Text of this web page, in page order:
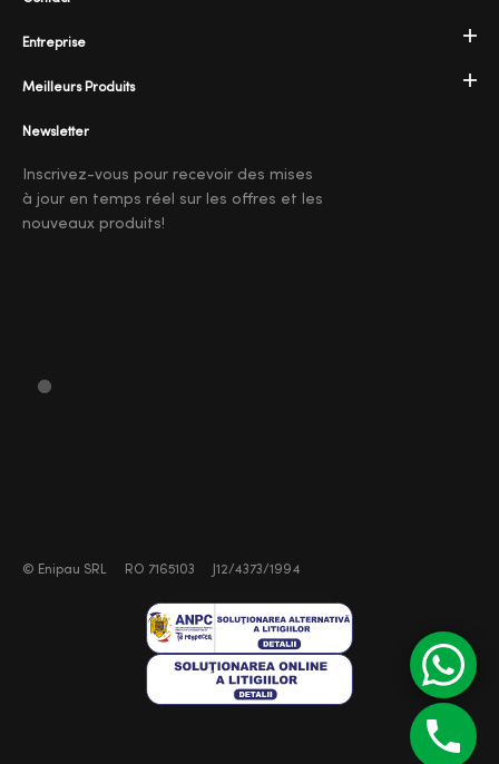
Entreprise
Meilleurs Produits
Newsletter
Inscrivez-vous pour recevoir des mises
à jour en temps réel sur les offres et les
nouveaux produits!
© Enipau SRL RO 7165103 J12/4373/1994